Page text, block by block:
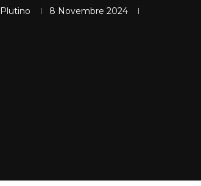
8 Novembre 2024